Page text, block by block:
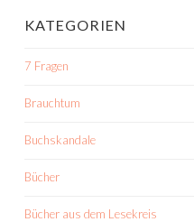
KATEGORIEN
7 Fragen
Brauchtum
Buchskandale
Bücher
Bücher aus dem Lesekreis